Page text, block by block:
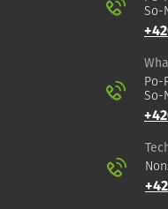
So-
Po-
So-